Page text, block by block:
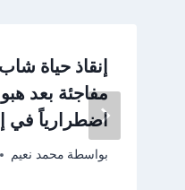
إنقاذ حياة
مفاجئة بعد
اضطرارياً في
بواسطة محمد نعيم